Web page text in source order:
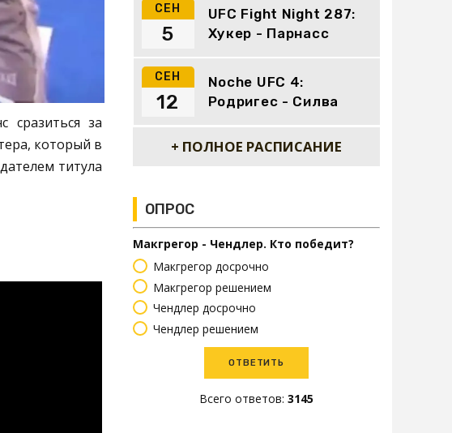
СЕН
UFC Fight Night 287:
Хукер - Парнасс
5
СЕН
Noche UFC 4:
Родригес - Силва
12
+ ПОЛНОЕ РАСПИСАНИЕ
ОПРОС
Макгрегор - Чендлер. Кто победит?
Макгрегор досрочно
Макгрегор решением
Чендлер досрочно
Чендлер решением
Всего ответов:3145
за
который в
титула